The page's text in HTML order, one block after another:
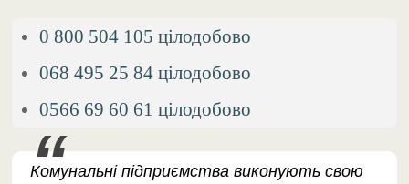
0 800 504 105 цілодобово
068 495 25 84 цілодобово
0566 69 60 61 цілодобово
Комунальні підприємства виконують свою